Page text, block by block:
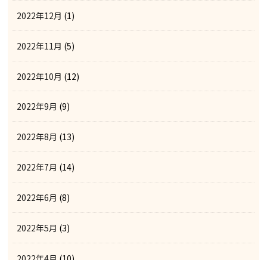
2022年12月 (1)
2022年11月 (5)
2022年10月 (12)
2022年9月 (9)
2022年8月 (13)
2022年7月 (14)
2022年6月 (8)
2022年5月 (3)